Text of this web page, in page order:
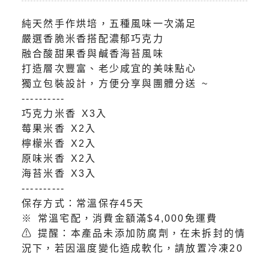
純天然手作烘培，五種風味一次滿足
嚴選香脆米香搭配濃郁巧克力
融合酸甜果香與鹹香海苔風味
打造層次豐富、老少咸宜的美味點心
獨立包裝設計，方便分享與團體分送 ~
----------
巧克力米香 X3入
莓果米香 X2入
檸檬米香 X2入
原味米香 X2入
海苔米香 X3入
----------
保存方式：常溫保存45天
※ 常溫宅配，消費金額滿$4,000免運費
⚠ 提醒：本產品未添加防腐劑，在未拆封的情
況下，若因溫度變化造成軟化，請放置冷凍20